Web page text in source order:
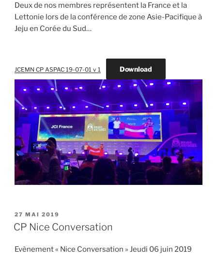
Deux de nos membres représentent la France et la
Lettonie lors de la conférence de zone Asie-Pacifique à
Jeju en Corée du Sud…
JCEMN CP ASPAC 19-07-01 v 1 Download
PUBLIÉ
LE
27 MAI 2019
CP Nice Conversation
Evènement « Nice Conversation » Jeudi 06 juin 2019